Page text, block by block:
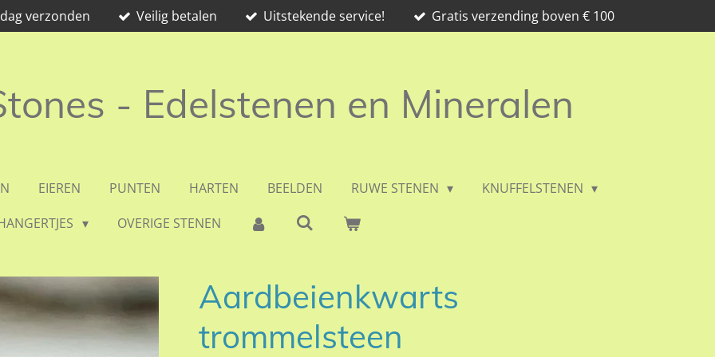
verzonden Veilig betalen Uitstekende service! Gratis verzending boven € 100
- Edelstenen en Mineralen
EIEREN PUNTEN HARTEN BEELDEN RUWE STENEN
KNUFFELSTENEN
OVERIGE STENEN
Aardbeienkwarts
trommelsteen